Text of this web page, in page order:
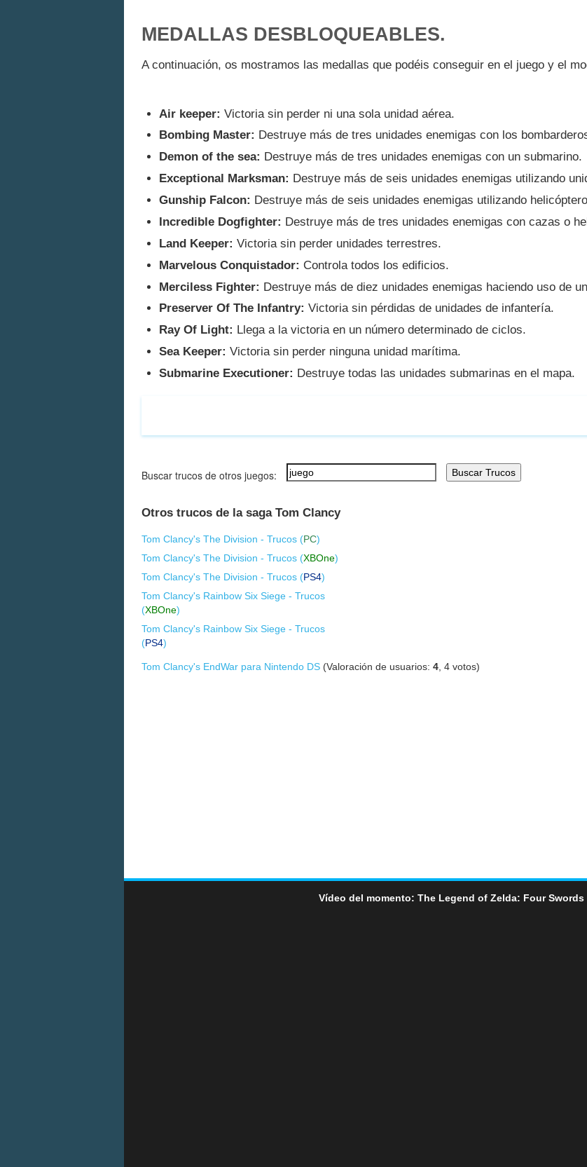
MEDALLAS DESBLOQUEABLES.
A continuación, os mostramos las medallas que podéis conseguir en el juego y el
Air keeper: Victoria sin perder ni una sola unidad aérea.
Bombing Master: Destruye más de tres unidades enemigas con los
Demon of the sea: Destruye más de tres unidades enemigas con un submarino.
Exceptional Marksman: Destruye más de seis unidades enemigas utilizando
Gunship Falcon: Destruye más de seis unidades enemigas utilizando
Incredible Dogfighter: Destruye más de tres unidades enemigas con cazas o
Land Keeper: Victoria sin perder unidades terrestres.
Marvelous Conquistador: Controla todos los edificios.
Merciless Fighter: Destruye más de diez unidades enemigas haciendo uso de
Preserver Of The Infantry: Victoria sin pérdidas de unidades de infantería.
Ray Of Light: Llega a la victoria en un número determinado de ciclos.
Sea Keeper: Victoria sin perder ninguna unidad marítima.
Submarine Executioner: Destruye todas las unidades submarinas en el mapa.
Buscar trucos de otros juegos: Buscar Trucos
Otros trucos de la saga Tom Clancy
Tom Clancy's The Division - Trucos (PC)
Tom Clancy's The Division - Trucos (XBOne)
Tom Clancy's The Division - Trucos (PS4)
Tom Clancy's Rainbow Six Siege - Trucos
(XBOne)
Tom Clancy's Rainbow Six Siege - Trucos
(PS4)
Tom Clancy's EndWar para Nintendo DS (Valoración de usuarios: 4 4 votos)
Vídeo del momento: The Legend of Zelda: Four Swords